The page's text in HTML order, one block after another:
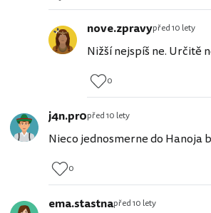
nove.zpravypřed 10 lety
Nižší nejspíš ne. Určitě
0
j4n.pr0před 10 lety
Nieco jednosmerne do Hanoja
0
ema.stastnapřed 10 lety